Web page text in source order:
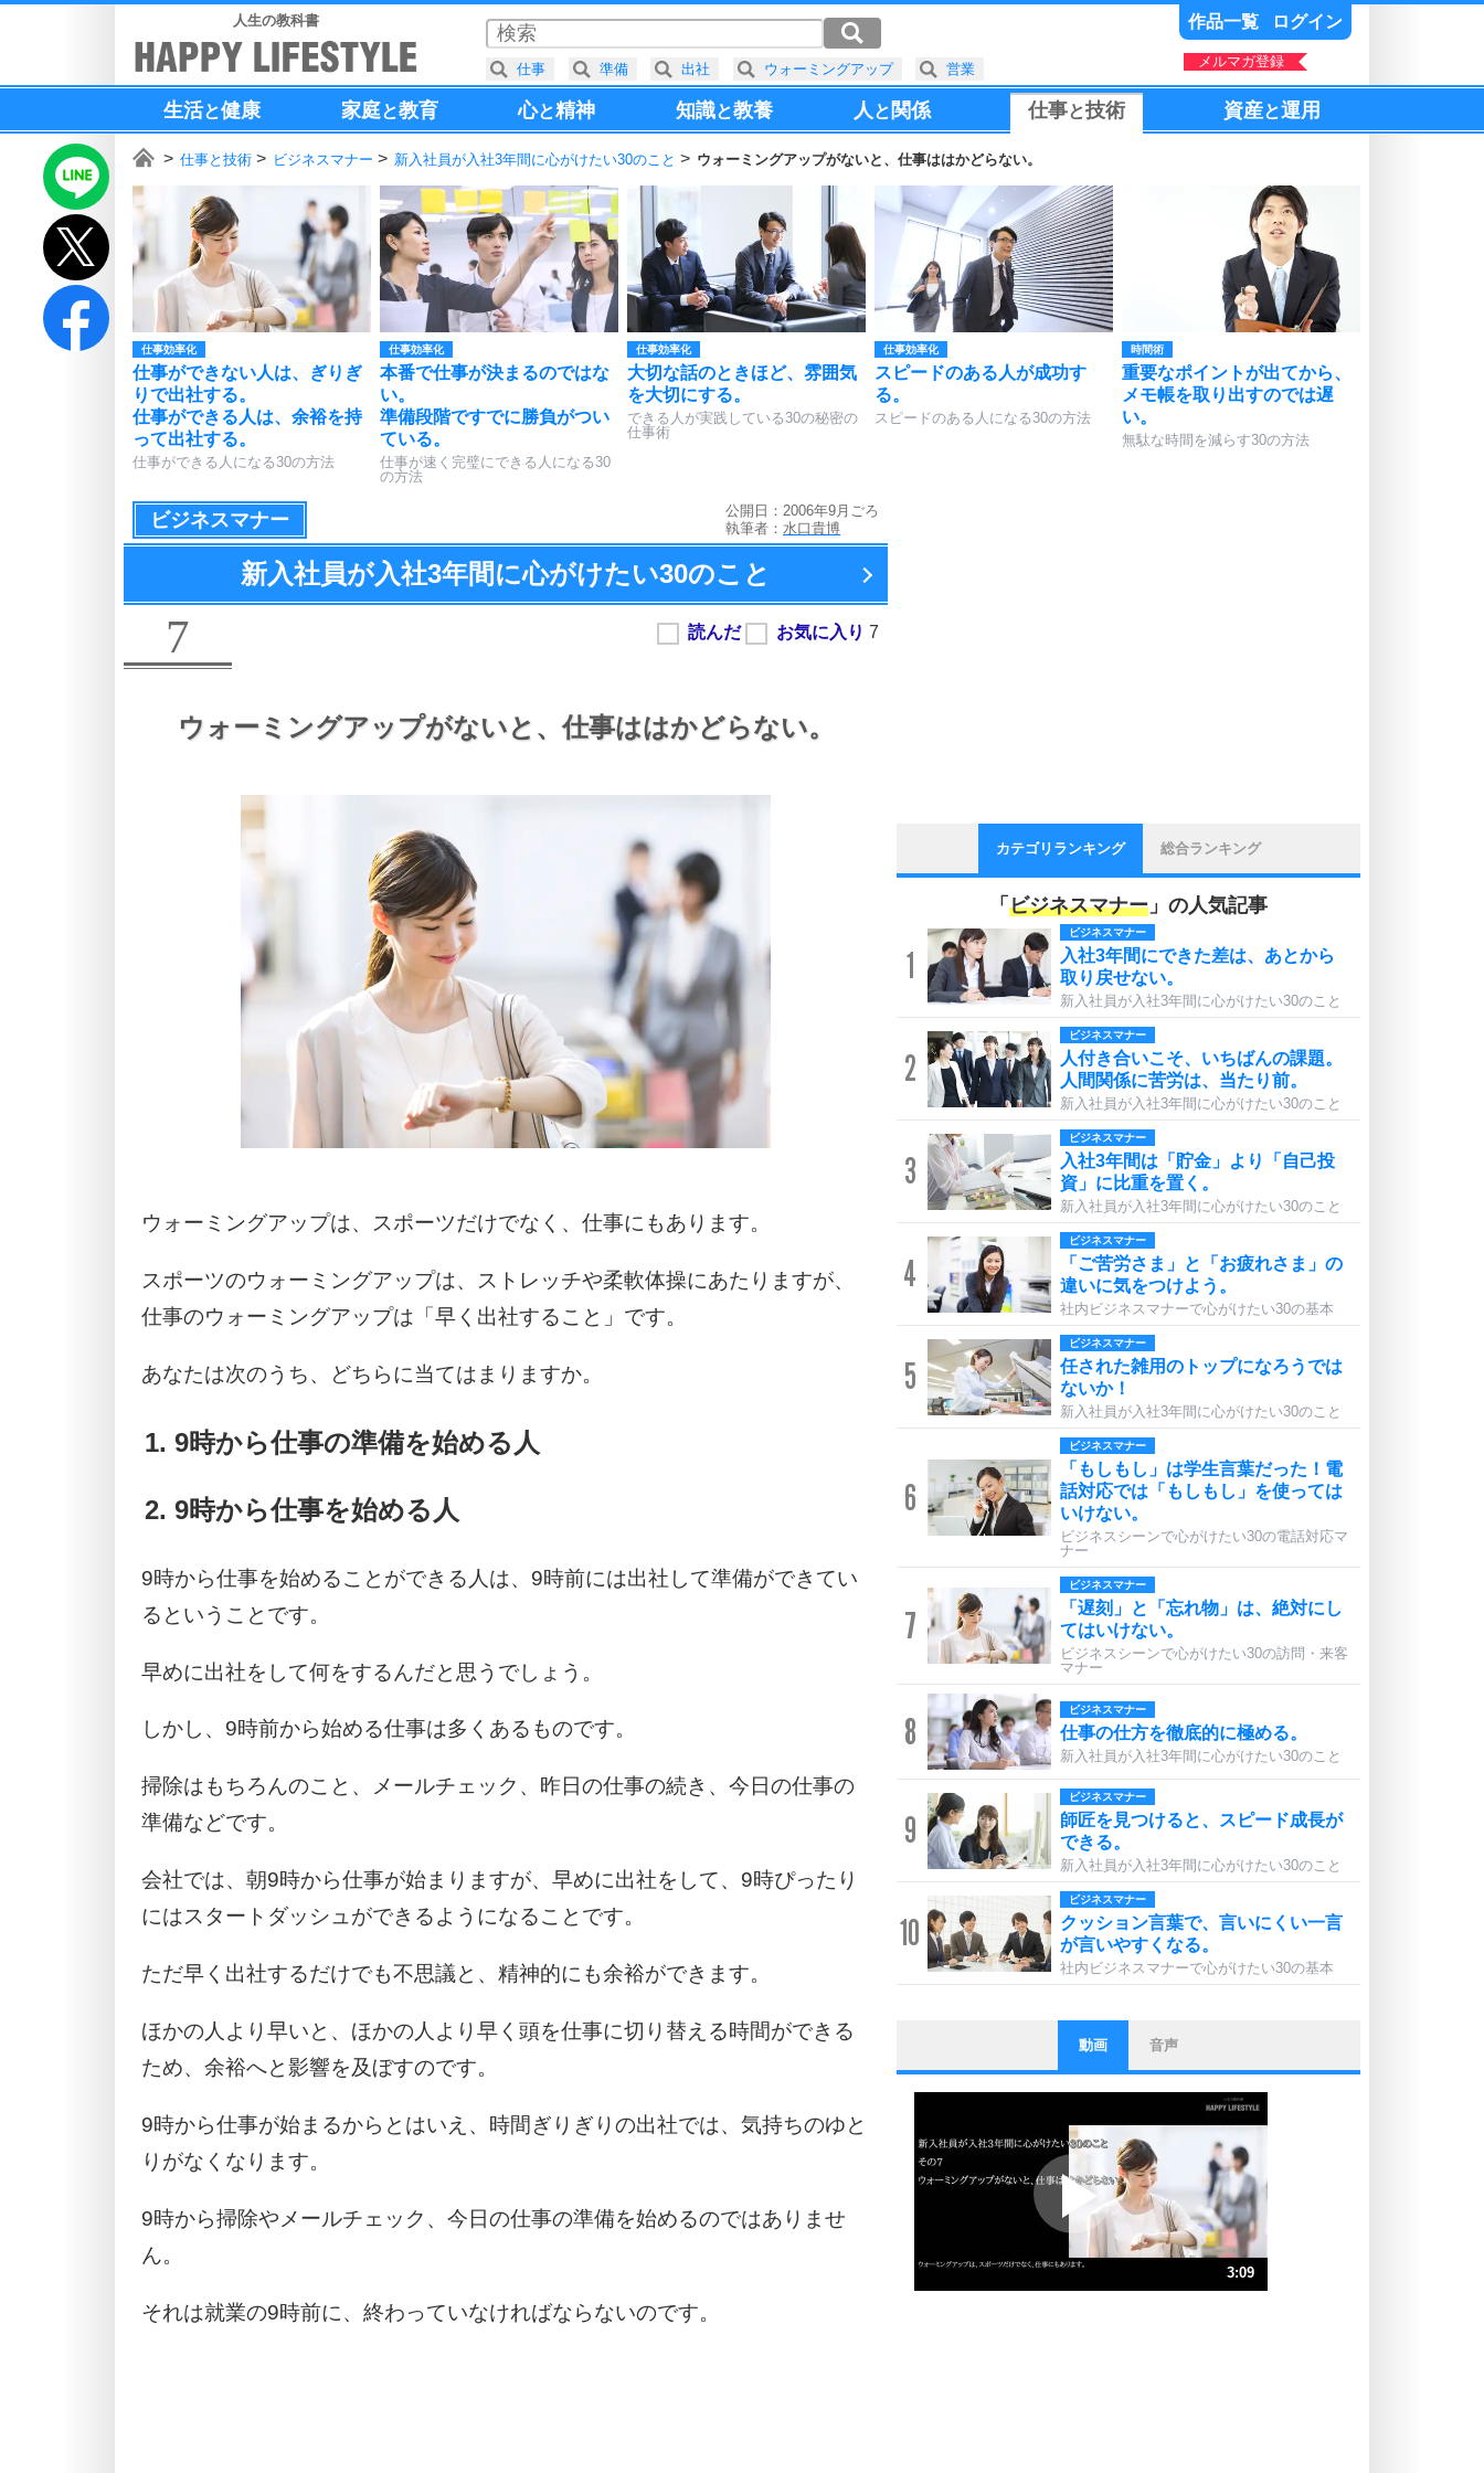
人生の教科書 作品一覧 ログイン
メルマガ登録
生活と健康 家庭と教育 心と精神 知識と教養 人と 関係 仕事と技術 資産と運用
仕事と技術 ビジネスマナー 新入社員が入社3年間に心がけたい30のこと ウォーミングアップがないと、仕事ははかどらない。
仕事効率化
仕事ができない人は、ぎりぎ
りで出社する。
仕事ができる人は、余裕を持
って出社する。
仕事ができる人になる30の方法
仕事効率化
本番で仕事が決まるのではな
い。
準備段階ですでに勝負がつい
ている。
仕事が速く完璧にできる人になる30
の方法
仕事効率化
大切な話のときほど、雰囲気
を大切にする。
できる人が実践している30の秘密の
仕事術
仕事効率化
スピードのある人が成功す
る。
スピードのある人になる30の方法
時間術
重要なポイントが出てから、
メモ帳を取り出すのでは遅
い。
無駄な時間を減らす30の方法
ビジネスマナー
公開日：2006年9月ごろ
執筆者： 水口貴博
新入社員が入社3年間に心がけたい30のこと
7
ウォーミングアップがないと、仕事ははかどらない。
ウォーミングアップは、スポーツだけでなく、仕事にもあります。
スポーツのウォーミングアップは、ストレッチや柔軟体操にあたりますが、
仕事のウォーミングアップは「早く出社すること」です。
あなたは次のうち、どちらに当てはまりますか。
9時から仕事の準備を始める人
9時から仕事を始める人
9時から仕事を始めることができる人は、9時前には出社して準備ができてい
るということです。
早めに出社をして何をするんだと思うでしょう。
しかし、9時前から始める仕事は多くあるものです。
掃除はもちろんのこと、メールチェック、昨日の仕事の続き、今日の仕事の
準備などです。
会社では、朝9時から仕事が始まりますが、早めに出社をして、9時ぴったり
にはスタートダッシュができるようになることです。
ただ早く出社するだけでも不思議と、精神的にも余裕ができます。
ほかの人より早いと、ほかの人より早く頭を仕事に切り替える時間ができる
ため、余裕へと影響を及ぼすのです。
9時から仕事が始まるからとはいえ、時間ぎりぎりの出社では、気持ちのゆと
りがなくなります。
9時から掃除やメールチェック、今日の仕事の準備を始めるのではありませ
ん。
それは就業の9時前に、終わっていなければならないのです。
カテゴリランキング 総合ランキング
「 ビジネスマナー 」の人気記事
1
ビジネスマナー
入社3年間にできた差は、あとから
取り戻せない。
新入社員が入社3年間に心がけたい30のこと
2
ビジネスマナー
人付き合いこそ、いちばんの課題。
人間関係に苦労は、当たり前。
新入社員が入社3年間に心がけたい30のこと
3
ビジネスマナー
入社3年間は「貯金」より「自己投
資」に比重を置く。
新入社員が入社3年間に心がけたい30のこと
4
ビジネスマナー
「ご苦労さま」と「お疲れさま」の
違いに気をつけよう。
社内ビジネスマナーで心がけたい30の基本
5
ビジネスマナー
任された雑用のトップになろうでは
ないか！
新入社員が入社3年間に心がけたい30のこと
6
ビジネスマナー
「もしもし」は学生言葉だった！電
話対応では「もしもし」を使っては
いけない。
ビジネスシーンで心がけたい30の電話対応マ
ナー
7
ビジネスマナー
「遅刻」と「忘れ物」は、絶対にし
てはいけない。
ビジネスシーンで心がけたい30の訪問・来客
マナー
8
ビジネスマナー
仕事の仕方を徹底的に極める。
新入社員が入社3年間に心がけたい30のこと
9
ビジネスマナー
師匠を見つけると、スピード成長が
できる。
新入社員が入社3年間に心がけたい30のこと
10
ビジネスマナー
クッション言葉で、言いにくい一言
が言いやすくなる。
社内ビジネスマナーで心がけたい30の基本
1
ストレス対策
他人と比べない。
いっそのこと、他人を見ない。
プラス思考
ポジティブになれない原因は、行動
しないから。
ポジティブ思考になる30の方法
3
ストレス対策
動画 音声
3:09
仕事 準備 出社 ウォーミングアップ 営業